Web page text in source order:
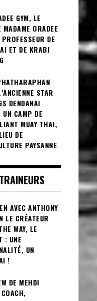
GYM, LE
MADAME ORADEE
DE
ET DE KRABI
STAR
DENDANAI
UN CAMP DE
MUAY THAI,
DE
PAYSANNE
AVEC ANTHONY
LE CRÉATEUR
WAY, LE
: UNE
UN
!
DE MEHDI